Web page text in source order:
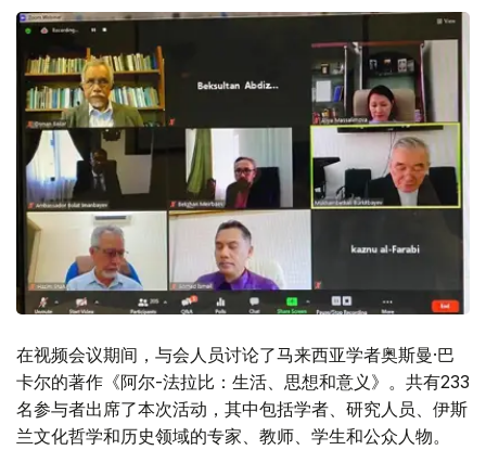
在视频会议期间，与会人员讨论了马来西亚学者奥斯曼·巴
卡尔的著作《阿尔-法拉比：生活、思想和意义》。共有233
名参与者出席了本次活动，其中包括学者、研究人员、伊斯
兰文化哲学和历史领域的专家、教师、学生和公众人物。